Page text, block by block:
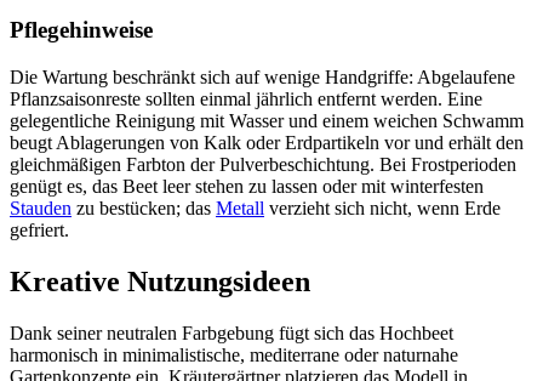
Pflegehinweise
Die Wartung beschränkt sich auf wenige Handgriffe: Abgelaufene
Pflanzsaisonreste sollten einmal jährlich entfernt werden. Eine
gelegentliche Reinigung mit Wasser und einem weichen Schwamm
beugt Ablagerungen von Kalk oder Erdpartikeln vor und erhält den
gleichmäßigen Farbton der Pulverbeschichtung. Bei Frostperioden
genügt es, das Beet leer stehen zu lassen oder mit winterfesten
Stauden zu bestücken; das Metall verzieht sich nicht, wenn Erde
gefriert.
Kreative Nutzungsideen
Dank seiner neutralen Farbgebung fügt sich das Hochbeet
harmonisch in minimalistische, mediterrane oder naturnahe
Gartenkonzepte ein. Kräutergärtner platzieren das Modell in